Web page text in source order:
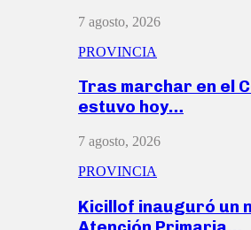
7 agosto, 2026
PROVINCIA
Tras marchar en el
estuvo hoy…
7 agosto, 2026
PROVINCIA
Kicillof inauguró un